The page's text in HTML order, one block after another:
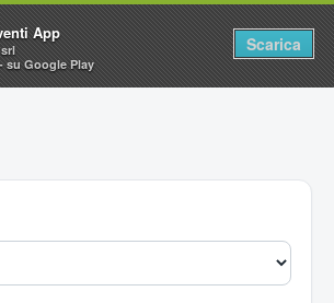
App
su Google Play
Scarica